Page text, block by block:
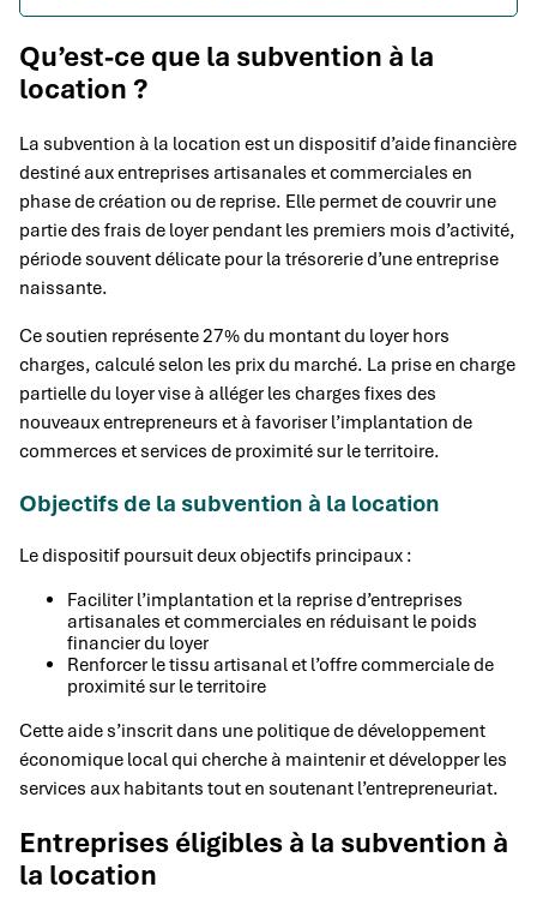
Qu’est-ce que la subvention à la
location ?
La subvention à la location est un dispositif d’aide financière
destiné aux entreprises artisanales et commerciales en
phase de création ou de reprise. Elle permet de couvrir une
partie des frais de loyer pendant les premiers mois d’activité,
période souvent délicate pour la trésorerie d’une entreprise
naissante.
Ce soutien représente 27% du montant du loyer hors
charges, calculé selon les prix du marché. La prise en charge
partielle du loyer vise à alléger les charges fixes des
nouveaux entrepreneurs et à favoriser l’implantation de
commerces et services de proximité sur le territoire.
Objectifs de la subvention à la location
Le dispositif poursuit deux objectifs principaux :
Faciliter l’implantation et la reprise d’entreprises
artisanales et commerciales en réduisant le poids
financier du loyer
Renforcer le tissu artisanal et l’offre commerciale de
proximité sur le territoire
Cette aide s’inscrit dans une politique de développement
économique local qui cherche à maintenir et développer les
services aux habitants tout en soutenant l’entrepreneuriat.
Entreprises éligibles à la subvention à
la location